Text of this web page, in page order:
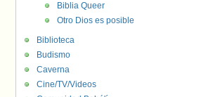
Biblia Queer
Otro Dios es posible
Biblioteca
Budismo
Caverna
Cine/TV/Videos